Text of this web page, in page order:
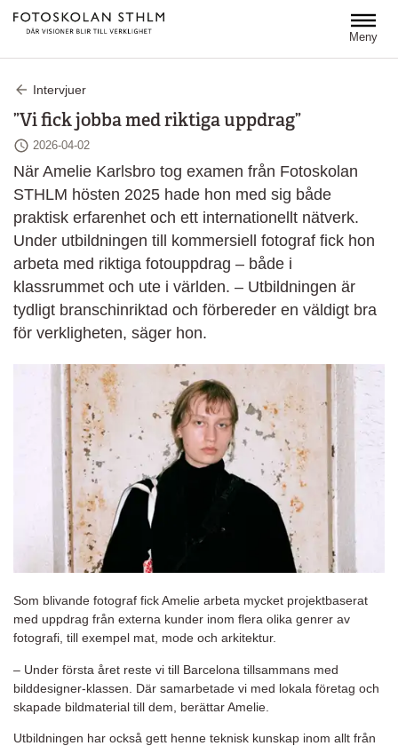
Meny
Intervjuer
”Vi fick jobba med riktiga uppdrag”
Senast ändrad
2026-04-02
När Amelie Karlsbro tog examen från Fotoskolan
STHLM hösten 2025 hade hon med sig både
praktisk erfarenhet och ett internationellt nätverk.
Under utbildningen till kommersiell fotograf fick hon
arbeta med riktiga fotouppdrag – både i
klassrummet och ute i världen. – Utbildningen är
tydligt branschinriktad och förbereder en väldigt bra
för verkligheten, säger hon.
Som blivande fotograf fick Amelie arbeta mycket projektbaserat
med uppdrag från externa kunder inom flera olika genrer av
fotografi, till exempel mat, mode och arkitektur.
– Under första året reste vi till Barcelona tillsammans med
bilddesigner-klassen. Där samarbetade vi med lokala företag och
skapade bildmaterial till dem, berättar Amelie.
Utbildningen har också gett henne teknisk kunskap inom allt från